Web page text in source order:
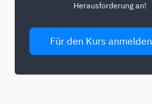
Herausforderung an!
Für den Kurs anmelden